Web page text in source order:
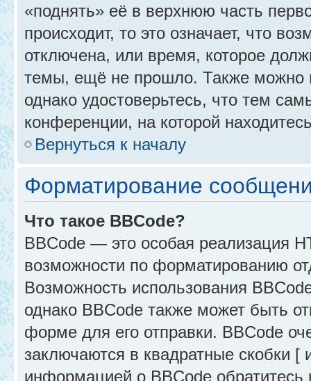
«поднять» её в верхнюю часть
происходит, то это означает, что
отключена, или время, которое
темы, ещё не прошло. Также можно
однако удостоверьтесь, что тем
конференции, на которой
Вернуться к началу
Форматирование
Что такое BBCode?
BBCode — это особая реализация
возможности по форматированию
Возможность использования
однако BBCode также может быть
форме для его отправки. BBCode
заключаются в квадратные скобки
информацией о BBCode обратитесь